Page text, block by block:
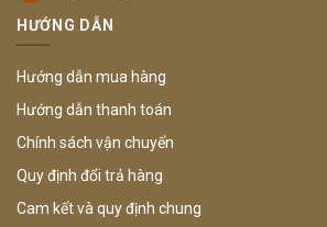
HƯỚNG DẪN
Hướng dẫn mua hàng
Hướng dẫn thanh toán
Chính sách vận chuyển
Quy định đổi trả hàng
Cam kết và quy định chung